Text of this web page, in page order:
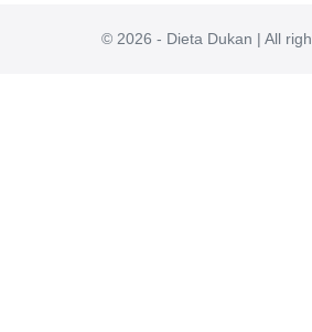
Aqui!
© 2026 - Dieta Dukan | All